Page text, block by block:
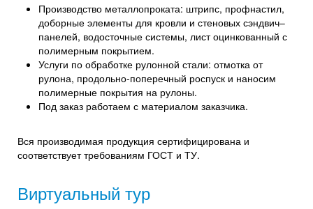
Производство металлопроката: штрипс, профнастил,
доборные элементы для кровли и стеновых сэндвич–
панелей, водосточные системы, лист оцинкованный с
полимерным покрытием.
Услуги по обработке рулонной стали: отмотка от
рулона, продольно-поперечный роспуск и наносим
полимерные покрытия на рулоны.
Под заказ работаем с материалом заказчика.
Вся производимая продукция сертифицирована и
соответствует требованиям ГОСТ и ТУ.
Виртуальный тур